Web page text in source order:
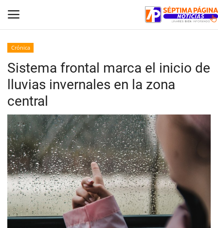
Inicio
Crónica
Policial
Tribunales
Deporte
Política
Espectáculos
Crónica
Sistema frontal marca el inicio de
lluvias invernales en la zona
central